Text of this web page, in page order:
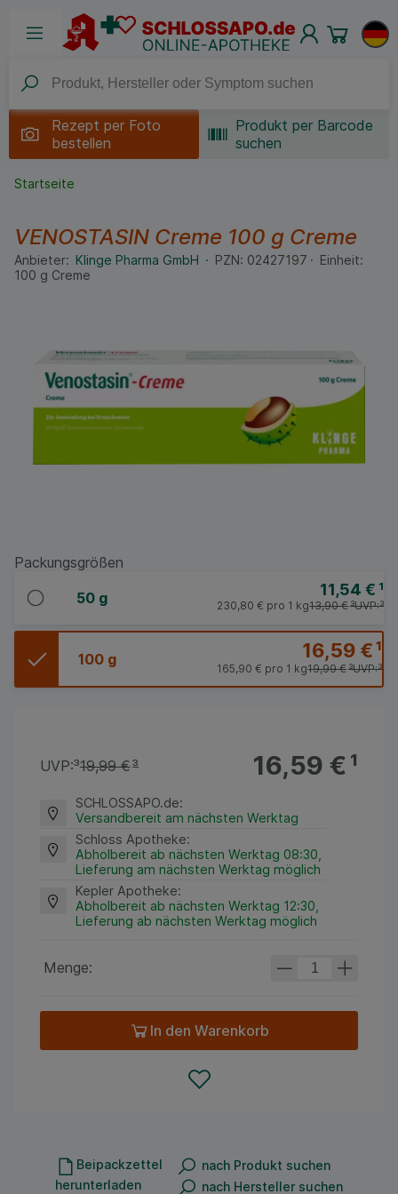
Rezept per Foto
bestellen
Produkt per Barcode
suchen
Startseite
VENOSTASIN Creme 100 g Creme
Anbieter: Klinge Pharma GmbH PZN: 02427197
Einheit:
100 g Creme
Packungsgrößen
50 g 11,54 € ¹
UVP:³
13,90 €³
230,80 € pro 1 kg
100 g 16,59 €¹
UVP:³
19,99 €³
165,90 € pro 1 kg
16,59 €¹
UVP:³19,99 €³
SCHLOSSAPO.de:
Versandbereit am nächsten Werktag
Schloss Apotheke:
Abholbereit ab nächsten Werktag 08:30,
Lieferung am nächsten Werktag möglich
Kepler Apotheke:
Abholbereit ab nächsten Werktag 12:30,
Lieferung ab nächsten Werktag möglich
Menge:
In den Warenkorb
Beipackzettel
herunterladen
nach Produkt suchen
nach Hersteller suchen